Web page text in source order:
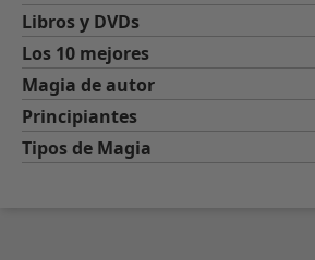
Libros y DVDs
Los 10 mejores
Magia de autor
Principiantes
Tipos de Magia